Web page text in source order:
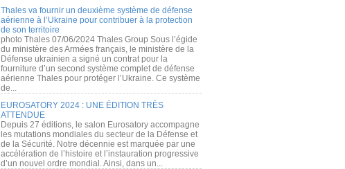
Thales va fournir un deuxième système de défense
aérienne à l’Ukraine pour contribuer à la protection
de son territoire
photo Thales 07/06/2024 Thales Group Sous l’égide
du ministère des Armées français, le ministère de la
Défense ukrainien a signé un contrat pour la
fourniture d’un second système complet de défense
aérienne Thales pour protéger l’Ukraine. Ce système
de...
EUROSATORY 2024 : UNE ÉDITION TRÈS
ATTENDUE
Depuis 27 éditions, le salon Eurosatory accompagne
les mutations mondiales du secteur de la Défense et
de la Sécurité. Notre décennie est marquée par une
accélération de l’histoire et l’instauration progressive
d’un nouvel ordre mondial. Ainsi, dans un...